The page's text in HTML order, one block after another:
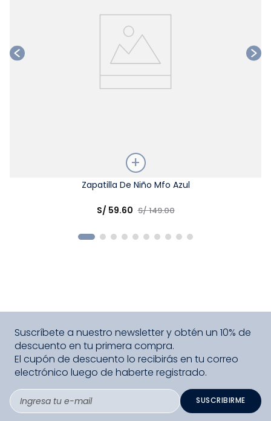
Zapatilla De Niño Mfo Azul
S/ 59.60 S/149.00
Suscríbete a nuestro newsletter y obtén un 10% de
descuento en tu primera compra.
El cupón de descuento lo recibirás en tu correo
electrónico luego de haberte registrado.
SUSCRIBIRME